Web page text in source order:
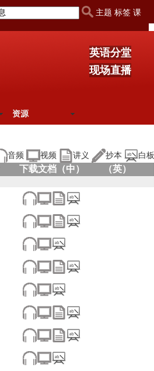
主题 标签 课
英语分堂
现场直播
资源
音频 视频 讲义 抄本 白板
下载文档（中） （英）